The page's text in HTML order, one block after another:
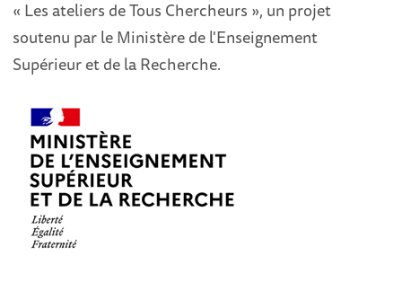
« Les ateliers de Tous Chercheurs », un projet
soutenu par le Ministère de l'Enseignement
Supérieur et de la Recherche.